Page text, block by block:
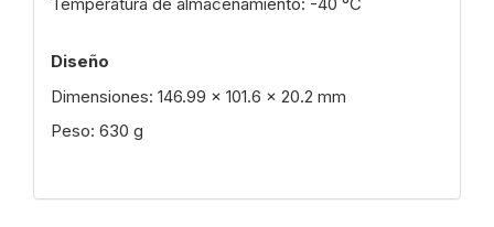
Diseño
Dimensiones: 146.99 x 101.6 x 20.2 mm
Peso: 630 g